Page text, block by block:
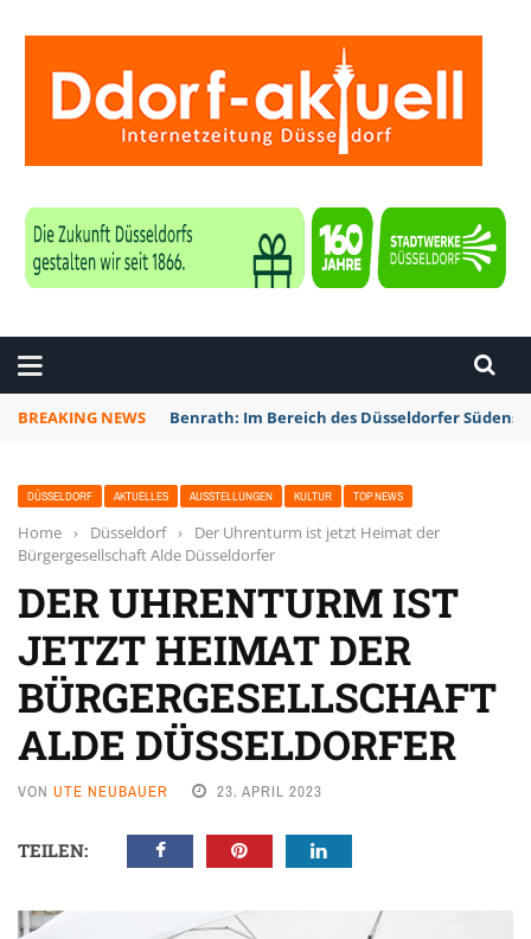
BREAKING NEWS Benrath: Im Bereich des Düsseldorfer
DÜSSELDORF AKTUELLES AUSSTELLUNGEN KULTUR TOP NEWS
Home › Düsseldorf ›
Der Uhrenturm ist jetzt Heimat der
Bürgergesellschaft Alde Düsseldorfer
DER UHRENTURM IST
JETZT HEIMAT DER
BÜRGERGESELLSCHAFT
ALDE DÜSSELDORFER
VON UTE NEUBAUER 23. APRIL 2023
TEILEN: